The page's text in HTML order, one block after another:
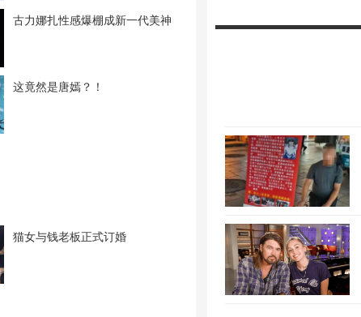
古力娜扎性感爆棚成新一代美神
这竟然是唐嫣？！
猫女与钱老板正式订婚